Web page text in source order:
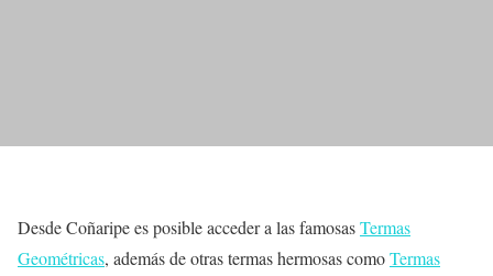
Desde Coñaripe es posible acceder a las famosasTermas
Geométricas, además de otras termas hermosas comoTermas